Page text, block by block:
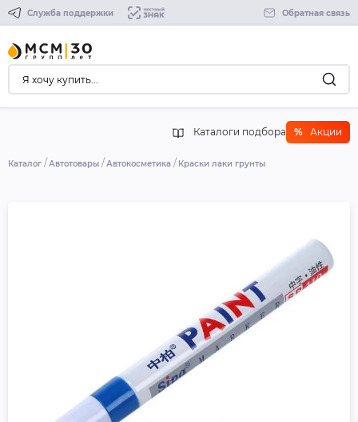
Служба поддержки Обратная связь
Каталоги подбора % Акции
Каталог Автотовары Автокосметика Краски лаки грунты